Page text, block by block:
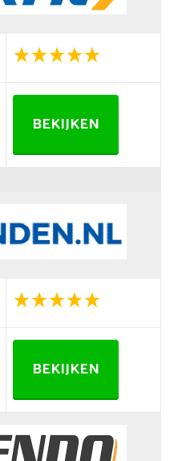
BEKIJKEN
BEKIJKEN